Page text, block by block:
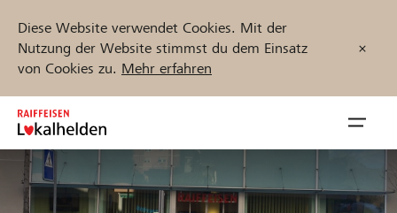
Diese Website verwendet Cookies. Mit der
Nutzung der Website stimmst du dem Einsatz
von Cookies zu. Mehr erfahren
Zum
Inhalt
springen
öffnen
Jetzt starten